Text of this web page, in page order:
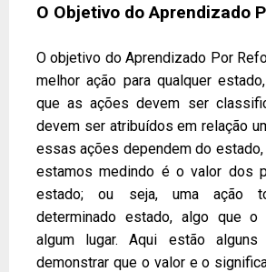
O Objetivo do Aprendizado
O objetivo do Aprendizado Por
melhor ação para qualquer
que as ações devem ser
devem ser atribuídos em relação
essas ações dependem do
estamos medindo é o valor dos
estado; ou seja, uma ação
determinado estado, algo que
algum lugar. Aqui estão alguns
demonstrar que o valor e o